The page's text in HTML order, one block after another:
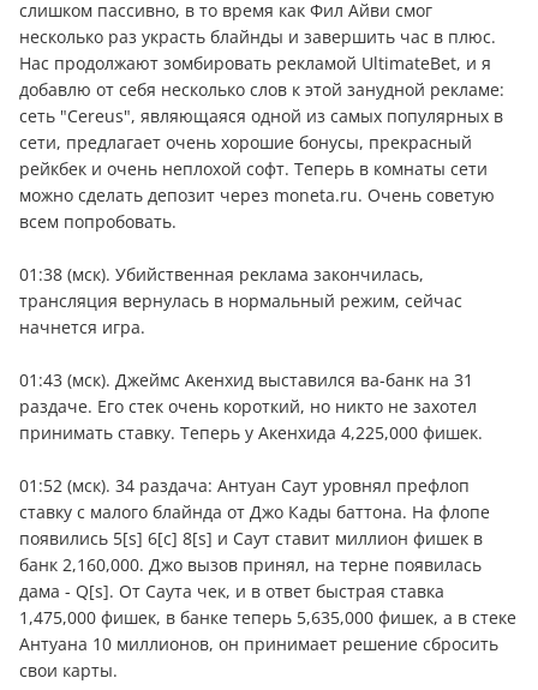
слишком пассивно, в то время как Фил Айви смог
несколько раз украсть блайнды и завершить час в плюс.
Нас продолжают зомбировать рекламой UltimateBet, и я
добавлю от себя несколько слов к этой занудной рекламе:
сеть "Cereus", являющаяся одной из самых популярных в
сети, предлагает очень хорошие бонусы, прекрасный
рейкбек и очень неплохой софт. Теперь в комнаты сети
можно сделать депозит через moneta.ru. Очень советую
всем попробовать.
01:38 (мск). Убийственная реклама закончилась,
трансляция вернулась в нормальный режим, сейчас
начнется игра.
01:43 (мск). Джеймс Акенхид выставился ва-банк на 31
раздаче. Его стек очень короткий, но никто не захотел
принимать ставку. Теперь у Акенхида 4,225,000 фишек.
01:52 (мск). 34 раздача: Антуан Саут уровнял префлоп
ставку с малого блайнда от Джо Кады баттона. На флопе
появились 5[s] 6[c] 8[s] и Саут ставит миллион фишек в
банк 2,160,000. Джо вызов принял, на терне появилась
дама - Q[s]. От Саута чек, и в ответ быстрая ставка
1,475,000 фишек, в банке теперь 5,635,000 фишек, а в стеке
Антуана 10 миллионов, он принимает решение сбросить
свои карты.